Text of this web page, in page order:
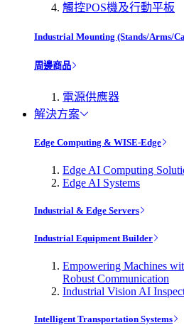
觸控POS機及行動平板
Industrial Mounting (Stands/Arms/
周邊商品
電源供應器
解決方案
Edge Computing & WISE-Edge
Edge AI Computing
Edge AI Systems
Industrial & Edge Servers
Industrial Equipment Builder
Empowering Machines
Robust Communication
Industrial Vision AI
Intelligent Transportation Systems